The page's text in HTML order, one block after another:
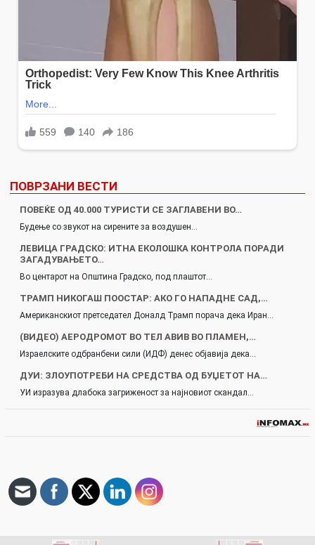
ПОВРЗАНИ ВЕСТИ
ПОВЕЌЕ ОД 40.000 ТУРИСТИ СЕ ЗАГЛАВЕНИ ВО…
Будење со звукот на сирените за воздушен…
ЛЕВИЦА ГРАДСКО: ИТНА ЕКОЛОШКА КОНТРОЛА ПОРАДИ
ЗАГАДУВАЊЕТО…
Во центарот на Општина Градско, под плаштот…
ТРАМП НИКОГАШ ПООСТАР: АКО ГО НАПАДНЕ САД,…
Американскиот претседател Доналд Трамп порача дека Иран…
(ВИДЕО) АЕРОДРОМОТ ВО ТЕЛ АВИВ ВО ПЛАМЕН,…
Израелските одбранбени сили (ИДФ) денес објавија дека…
ДУИ: ЗЛОУПОТРЕБИ НА СРЕДСТВА ОД БУЏЕТОТ НА…
УИ изразува длабока загриженост за најновиот скандал…